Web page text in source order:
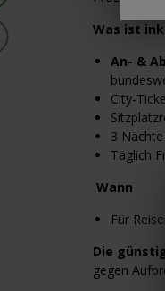
Was ist
An- &
City-
3
Täglich
Wann
Für
Die
gegen